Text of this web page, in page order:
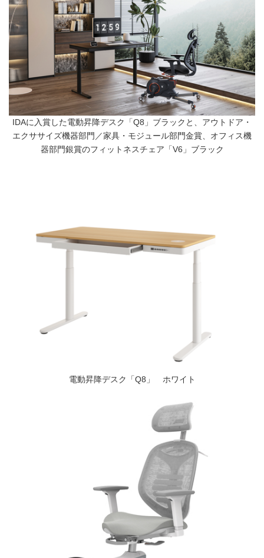
IDAに入賞した電動昇降デスク「Q8」ブラックと、アウトドア・
エクササイズ機器部門／家具・モジュール部門金賞、オフィス機
器部門銀賞のフィットネスチェア「V6」ブラック
電動昇降デスク「Q8」 ホワイト